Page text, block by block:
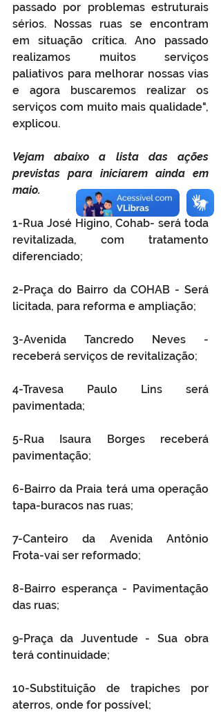
passado por problemas estruturais
sérios. Nossas ruas se encontram
em situação crítica. Ano passado
realizamos muitos serviços
paliativos para melhorar nossas vias
e agora buscaremos realizar os
serviços com muito mais qualidade",
explicou.
Vejam abaixo a lista das ações
previstas para iniciarem ainda em
maio.
1-Rua José Higino, Cohab- será toda
revitalizada, com tratamento
diferenciado;
2-Praça do Bairro da COHAB - Será
licitada, para reforma e ampliação;
3-Avenida Tancredo Neves -
receberá serviços de revitalização;
4-Travesa Paulo Lins será
pavimentada;
5-Rua Isaura Borges receberá
pavimentação;
6-Bairro da Praia terá uma operação
tapa-buracos nas ruas;
7-Canteiro da Avenida Antônio
Frota-vai ser reformado;
8-Bairro esperança - Pavimentação
das ruas;
9-Praça da Juventude - Sua obra
terá continuidade;
10-Substituição de trapiches por
aterros, onde for possível;